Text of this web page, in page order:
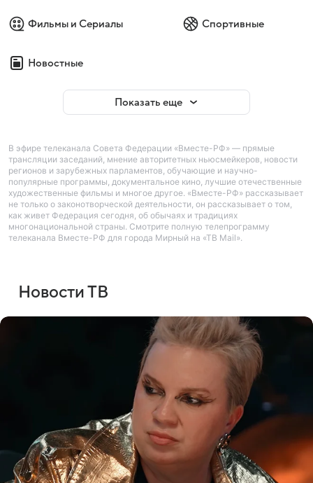
Фильмы и Сериалы Спортивные
Новостные
Показать еще
В эфире телеканала Совета Федерации «Вместе-РФ» — прямые
трансляции заседаний, мнение авторитетных ньюсмейкеров, новости
регионов и зарубежных парламентов, обучающие и научно-
популярные программы, документальное кино, лучшие отечественные
художественные фильмы и многое другое. «Вместе-РФ» рассказывает
не только о законотворческой деятельности, он рассказывает о том,
как живет Федерация сегодня, об обычаях и традициях
многонациональной страны. Смотрите полную телепрограмму
телеканала Вместе-РФ для города Мирный на «ТВ Mail».
Новости ТВ